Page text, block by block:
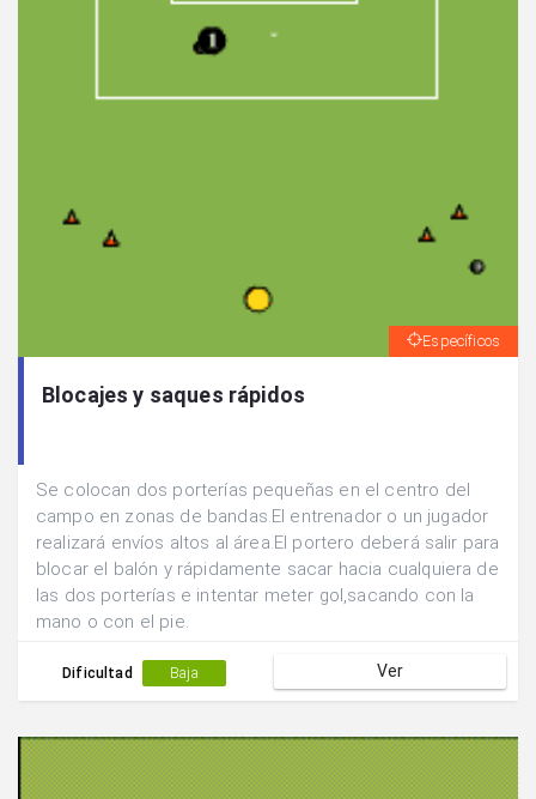
Específicos
Blocajes y saques rápidos
Se colocan dos porterías pequeñas en el centro del
campo en zonas de bandas.El entrenador o un jugador
realizará envíos altos al área.El portero deberá salir para
blocar el balón y rápidamente sacar hacia cualquiera de
las dos porterías e intentar meter gol,sacando con la
mano o con el pie.
Dificultad Baja Ver